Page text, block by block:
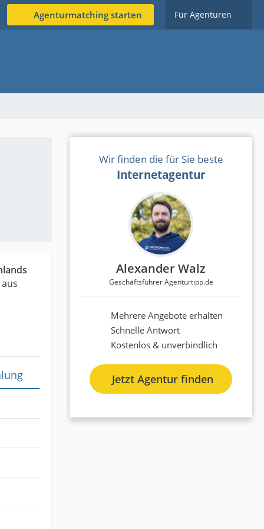
Agenturmatching starten Für Agenturen
Wir finden die für Sie beste
Internetagentur
Alexander Walz
Geschäftsführer Agenturtipp.de
Mehrere Angebote erhalten
Schnelle Antwort
Kostenlos & unverbindlich
Jetzt Agentur finden